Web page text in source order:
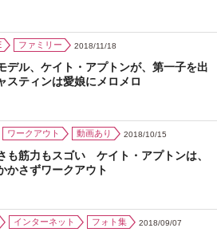
ファミリー 2018/11/18
デル、ケイト・アプトンが、第一子を出
ティンは愛娘にメロメロ
ワークアウト 動画あり 2018/10/15
も筋力もスゴい ケイト・アプトンは、
かさずワークアウト
インターネット フォト集 2018/09/07